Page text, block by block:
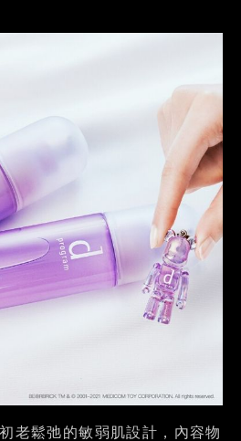
老鬆弛的敏弱肌設計，內容物